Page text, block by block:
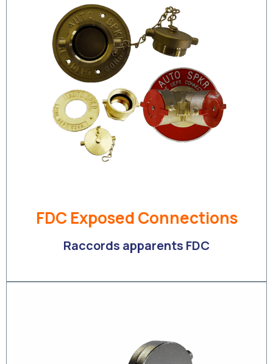
FDC Exposed Connections
Raccords apparents FDC